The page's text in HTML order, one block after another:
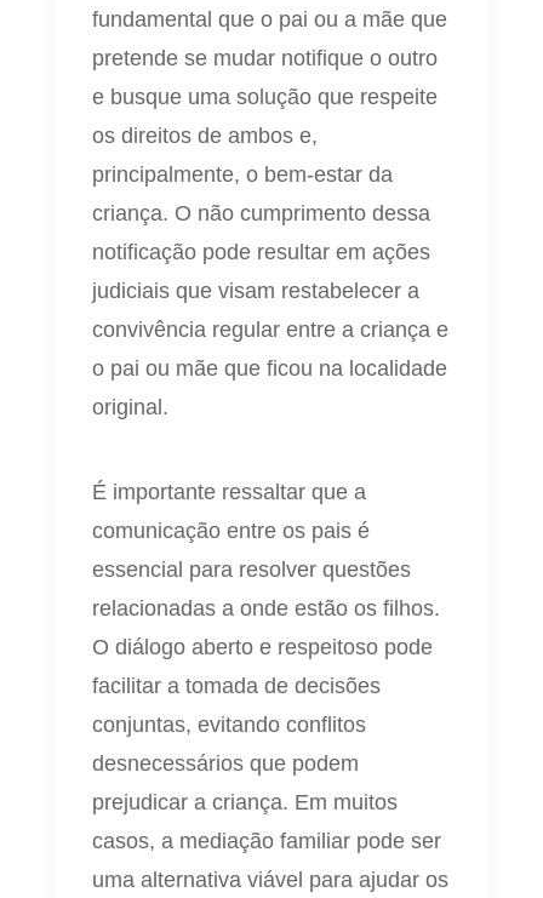
fundamental que o pai ou a mãe que
pretende se mudar notifique o outro
e busque uma solução que respeite
os direitos de ambos e,
principalmente, o bem-estar da
criança. O não cumprimento dessa
notificação pode resultar em ações
judiciais que visam restabelecer a
convivência regular entre a criança e
o pai ou mãe que ficou na localidade
original.
É importante ressaltar que a
comunicação entre os pais é
essencial para resolver questões
relacionadas a onde estão os filhos.
O diálogo aberto e respeitoso pode
facilitar a tomada de decisões
conjuntas, evitando conflitos
desnecessários que podem
prejudicar a criança. Em muitos
casos, a mediação familiar pode ser
uma alternativa viável para ajudar os